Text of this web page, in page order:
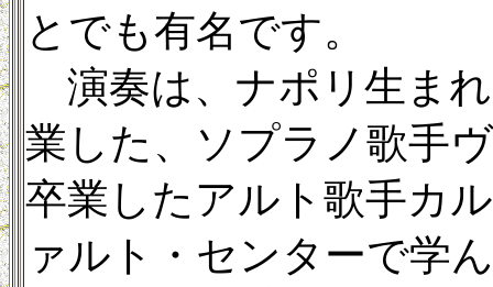
とでも有名です。
演奏は、ナポリ生ま
業した、ソプラノ歌手
卒業したアルト歌手カ
ァルト・センターで学